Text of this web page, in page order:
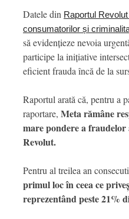
Datele din Raportul
consumatorilor și
să evidențieze nevoia
participe la inițiative
eficient frauda încă de la
Raportul arată că, pentru a
raportare, Meta rămâne
mare pondere a
Revolut.
Pentru al treilea an
primul loc în ceea ce
reprezentând peste 21%